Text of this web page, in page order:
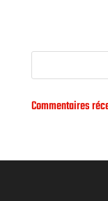
Commentaires